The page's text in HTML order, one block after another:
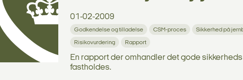
01-02-2009
Godkendelse og tilladelse CSM-proces Sikkerhed på
Risikovurdering Rapport
En rapport der omhandler det gode
fastholdes.